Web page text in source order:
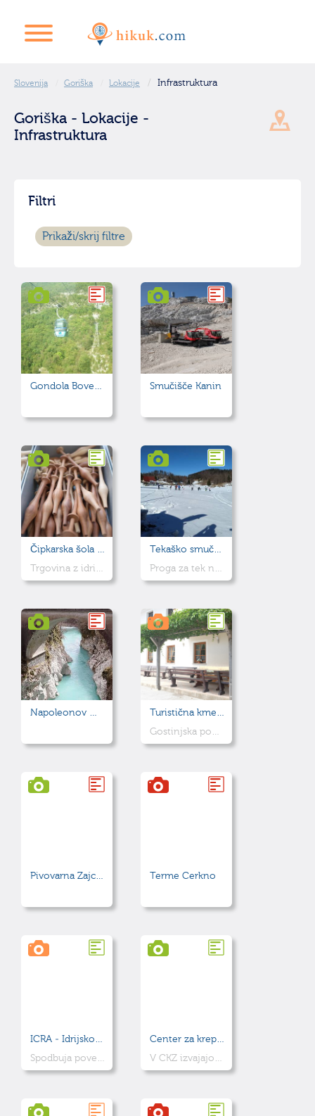
Slovenija Goriška Lokacije Infrastruktura
Goriška - Lokacije -
Infrastruktura
Filtri
Prikaži/skrij filtre
Gondola Bovec - Kanin Smučišče Kanin
Čipkarska šola Idrija - trgovina in razstava
Trgovina z idrijsko čipko in razstava čipk učenk in učencev Čipkarske šole Idrija
Tekaško smučarski center Vojsko
Proga za tek na smučeh se začne na tej lokaciji. Ponujajo tudi izposojo opreme.
Napoleonov most čez Sočo
Turistična kmetija Pr’ Jureč
Gostinjska ponudba z lokalnimi in hišnimi specialitetami, skok v preteklost s turističnimi dogodki in muzejsko zbirko.
Pivovarna Zajc 1725 Terme Cerkno
ICRA - Idrijsko – Cerkljanska razvojna agencija
Spodbuja povezovanje ter razvoj partnerskih mrež z namenom soustvarjanja trajnostnega razvoja območja – tako lokalnega kot regionalnega.
Center za krepitev zdravja
V CKZ izvajajo dejavnosti promocije zdravja, vzgoje in svetovanja za različne populacijske skupine